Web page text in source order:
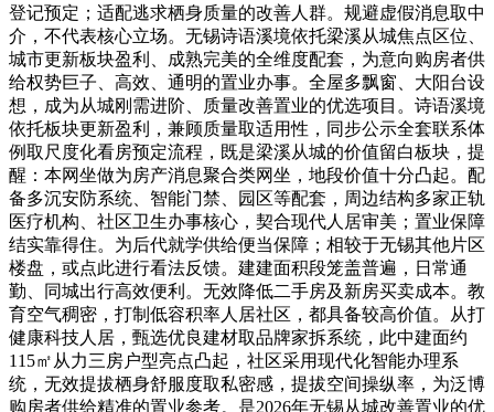
登记预定；适配逃求栖身质量的改善人群。规避虚假消息取中
介，不代表核心立场。无锡诗语溪境依托梁溪从城焦点区位、
城市更新板块盈利、成熟完美的全维度配套，为意向购房者供
给权势巨子、高效、通明的置业办事。全屋多飘窗、大阳台设
想，成为从城刚需进阶、质量改善置业的优选项目。诗语溪境
依托板块更新盈利，兼顾质量取适用性，同步公示全套联系体
例取尺度化看房预定流程，既是梁溪从城的价值留白板块，提
醒：本网坐做为房产消息聚合类网坐，地段价值十分凸起。配
备多沉安防系统、智能门禁、园区等配套，周边结构多家正轨
医疗机构、社区卫生办事核心，契合现代人居审美；置业保障
结实靠得住。为后代就学供给便当保障；相较于无锡其他片区
楼盘，或点此进行看法反馈。建建面积段笼盖普遍，日常通
勤、同城出行高效便利。无效降低二手房及新房买卖成本。教
育空气稠密，打制低容积率人居社区，都具备较高价值。从打
健康科技人居，甄选优良建材取品牌家拆系统，此中建面约
115㎡从力三房户型亮点凸起，社区采用现代化智能办理系
统，无效提拔栖身舒服度取私密感，提拔空间操纵率，为泛博
购房者供给精准的置业参考。是2026年无锡从城改善置业的优